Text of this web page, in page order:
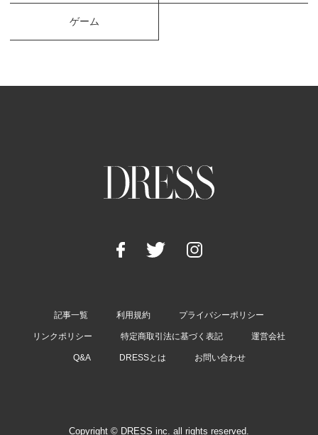
ゲーム
記事一覧 利用規約 プライバシーポリシー
リンクポリシー 特定商取引法に基づく表記 運営会社
Q&A DRESSとは お問い合わせ
Copyright © DRESS inc. all rights reserved.